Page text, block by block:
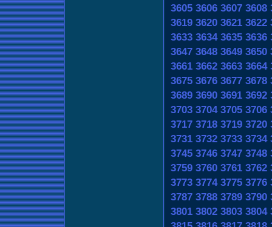
3605 3606 3607 3608
3619 3620 3621 3622
3633 3634 3635 3636
3647 3648 3649 3650
3661 3662 3663 3664
3675 3676 3677 3678
3689 3690 3691 3692
3703 3704 3705 3706
3717 3718 3719 3720
3731 3732 3733 3734
3745 3746 3747 3748
3759 3760 3761 3762
3773 3774 3775 3776
3787 3788 3789 3790
3801 3802 3803 3804